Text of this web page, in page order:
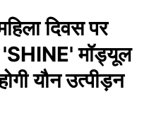
दिवस पर
'SHINE' मॉड्यूल
यौन उत्पीड़न